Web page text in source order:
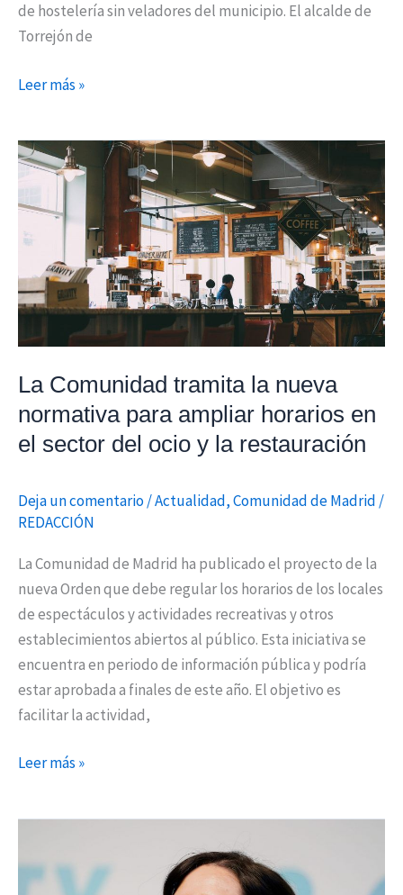
de hostelería sin veladores del municipio. El alcalde de
Torrejón de
Leer más »
La Comunidad tramita la nueva
normativa para ampliar horarios en
el sector del ocio y la restauración
Deja un comentario/Actualidad,Comunidad de Madrid /
REDACCIÓN
La Comunidad de Madrid ha publicado el proyecto de la
nueva Orden que debe regular los horarios de los locales
de espectáculos y actividades recreativas y otros
establecimientos abiertos al público. Esta iniciativa se
encuentra en periodo de información pública y podría
estar aprobada a finales de este año. El objetivo es
facilitar la actividad,
La
Comunidad
tramita
normativa
para
en
del
y
la
restauración
Leer más »
“Ha